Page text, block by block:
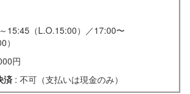
15:45（L.O.15:00）／17:00〜
円
済 : 不可（支払いは現金のみ）